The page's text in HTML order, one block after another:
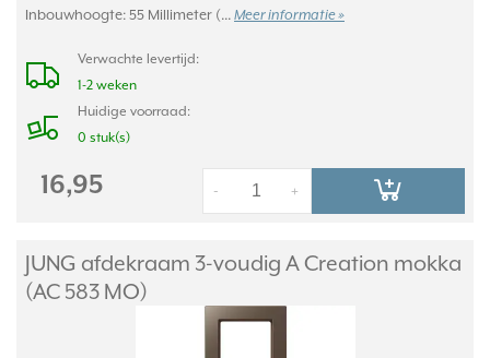
Inbouwhoogte: 55 Millimeter (... Meer informatie »
Verwachte levertijd:
1-2 weken
Huidige voorraad:
0 stuk(s)
16,95 +
-
JUNG afdekraam 3-voudig A Creation mokka
(AC 583 MO)